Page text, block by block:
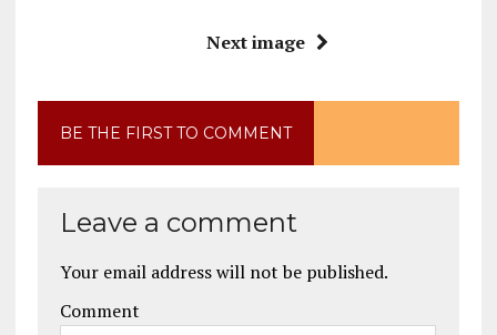
Next image
BE THE FIRST TO COMMENT
Leave a comment
Your email address will not be published.
Comment